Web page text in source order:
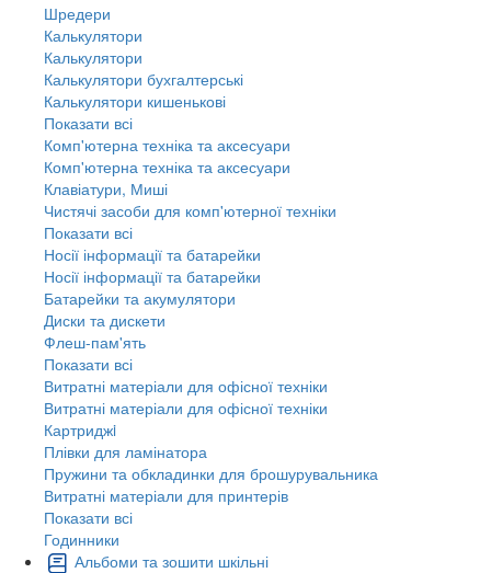
Шредери
Калькулятори
Калькулятори
Калькулятори бухгалтерські
Калькулятори кишенькові
Показати всі
Комп'ютерна техніка та аксесуари
Комп'ютерна техніка та аксесуари
Клавіатури, Миші
Чистячі засоби для комп'ютерної техніки
Показати всі
Носії інформації та батарейки
Носії інформації та батарейки
Батарейки та акумулятори
Диски та дискети
Флеш-пам'ять
Показати всі
Витратні матеріали для офісної техніки
Витратні матеріали для офісної техніки
Картриджi
Плівки для ламінатора
Пружини та обкладинки для брошурувальника
Витратні матеріали для принтерів
Показати всі
Годинники
Альбоми та зошити шкільні